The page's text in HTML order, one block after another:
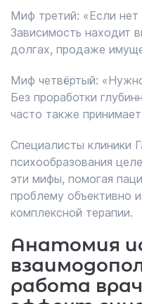
Миф третий: «Если нет
Зависимость находит
долгах, продаже
Миф четвёртый:
Без проработки
часто также
Специалисты клиники
психообразования
эти мифы, помогая
проблему объективно
комплексной терапии.
Анатомия
работа